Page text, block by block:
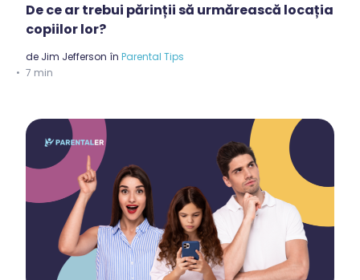
De ce ar trebui părinții să urmărească locația
copiilor lor?
de Jim Jefferson în Parental Tips
7 min